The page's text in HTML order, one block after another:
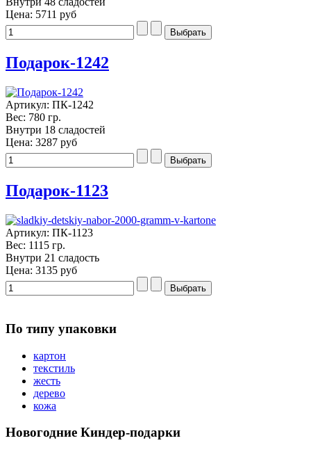
Цена: 5711 руб
Подарок-1242
Артикул: ПК-1242
Вес: 780 гр.
Внутри 18 сладостей
Цена: 3287 руб
Подарок-1123
Артикул: ПК-1123
Вес: 1115 гр.
Внутри 21 сладость
Цена: 3135 руб
По типу упаковки
картон
текстиль
жесть
дерево
кожа
Новогодние Киндер-подарки